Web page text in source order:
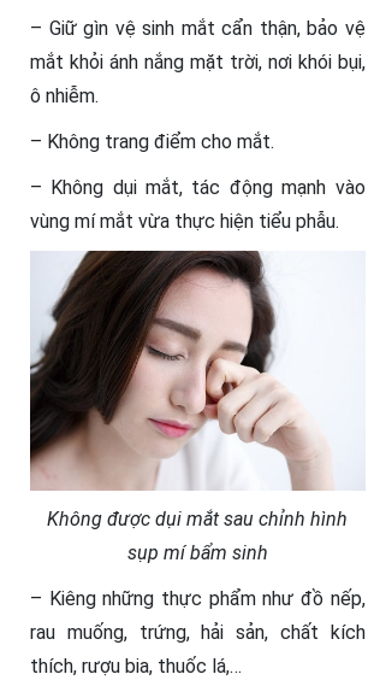
– Giữ gìn vệ sinh mắt cẩn thận, bảo vệ
mắt khỏi ánh nắng mặt trời, nơi khói bụi,
ô nhiễm.
– Không trang điểm cho mắt.
– Không dụi mắt, tác động mạnh vào
vùng mí mắt vừa thực hiện tiểu phẫu.
Không được dụi mắt sau chỉnh hình
sụp mí bẩm sinh
– Kiêng những thực phẩm như đồ nếp,
rau muống, trứng, hải sản, chất kích
thích, rượu bia, thuốc lá,…